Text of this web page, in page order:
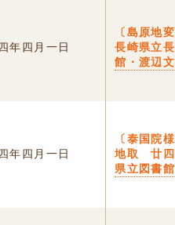
年四月一日
〔島原地
長崎県立
館・渡辺
年四月一日
〔泰国院
地取 廿四
県立図書館